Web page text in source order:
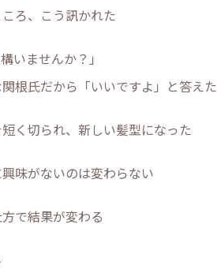
ろ、こう訊かれた
いませんか？」
根氏だから「いいですよ」と答えた
く切られ、新しい髪型になった
味がないのは変わらない
で結果が変わる